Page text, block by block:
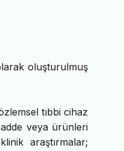
oluşturulmuş
tıbbi cihaz
veya ürünleri
araştırmalar;